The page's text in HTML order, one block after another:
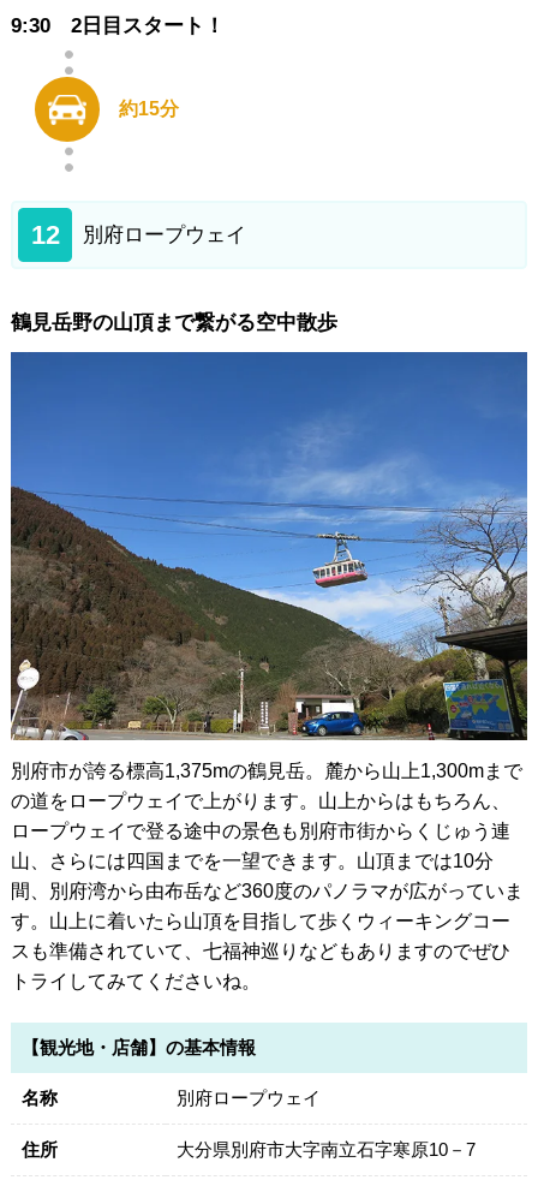
9:30 2日目スタート！
約15分
12 別府ロープウェイ
鶴見岳野の山頂まで繋がる空中散歩
別府市が誇る標高1,375mの鶴見岳。麓から山上1,300mまで
の道をロープウェイで上がります。山上からはもちろん、
ロープウェイで登る途中の景色も別府市街からくじゅう連
山、さらには四国までを一望できます。山頂までは10分
間、別府湾から由布岳など360度のパノラマが広がっていま
す。山上に着いたら山頂を目指して歩くウィーキングコー
スも準備されていて、七福神巡りなどもありますのでぜひ
トライしてみてくださいね。
【観光地・店舗】の基本情報
名称 別府ロープウェイ
住所 大分県別府市大字南立石字寒原10－7